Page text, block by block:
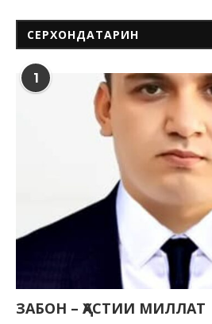
СЕРХОНДАТАРИН
1
ЗАБОН – ҲАСТИИ МИЛЛАТ